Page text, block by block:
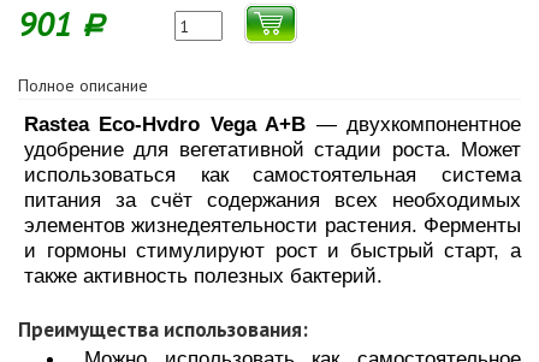
901 Р
Полное описание
Rastea Eco-Hvdro Vega A+B — двухкомпонентное
удобрение для вегетативной стадии роста. Может
использоваться как самостоятельная система
питания за счёт содержания всех необходимых
элементов жизнедеятельности растения. Ферменты
и гормоны стимулируют рост и быстрый старт, а
также активность полезных бактерий.
Преимущества использования: